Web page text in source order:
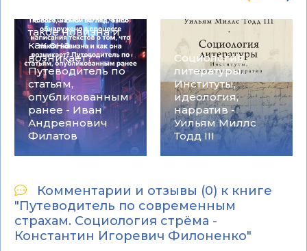
текстов о том, что
такое новизна и
как она
возникает?
Путеводитель по
статьям,
опубликованным
ранее - Иван
Андреянович
Филатов
Социология
литературы.
Институты,
идеология,
нарратив -
Уильям Миллс
Тодд III
Комментарии и отзывы (0) к книге
"Путеводитель по современным
страхам. Социология стрёма -
Константин Игоревич Филоненко"